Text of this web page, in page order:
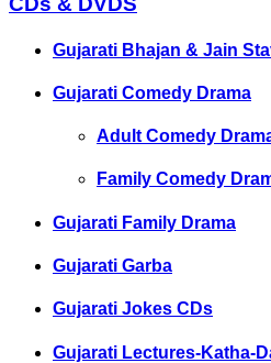
Gujarati Bhajan & Jain
Gujarati Comedy Drama
Adult Comedy
Family Comedy
Gujarati Family Drama
Gujarati Garba
Gujarati Jokes CDs
Gujarati Lectures-Katha-